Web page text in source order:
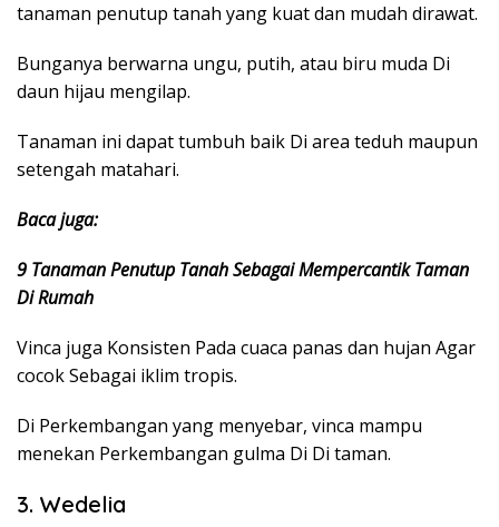
tanaman penutup tanah yang kuat dan mudah dirawat.
Bunganya berwarna ungu, putih, atau biru muda Di
daun hijau mengilap.
Tanaman ini dapat tumbuh baik Di area teduh maupun
setengah matahari.
Baca juga:
9 Tanaman Penutup Tanah Sebagai Mempercantik Taman
Di Rumah
Vinca juga Konsisten Pada cuaca panas dan hujan Agar
cocok Sebagai iklim tropis.
Di Perkembangan yang menyebar, vinca mampu
menekan Perkembangan gulma Di Di taman.
3. Wedelia